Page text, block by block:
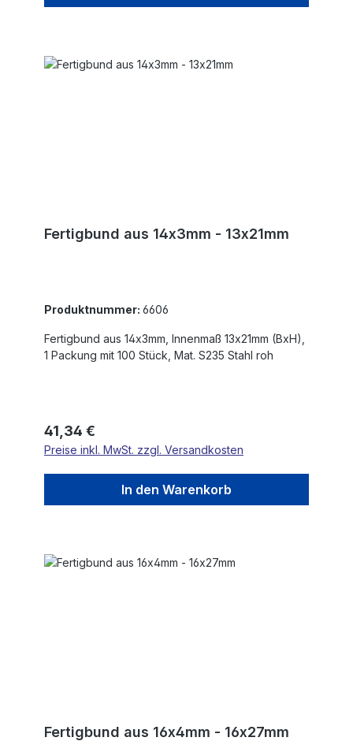
Fertigbund aus 14x3mm - 13x21mm
Produktnummer: 6606
Fertigbund aus 14x3mm, Innenmaß 13x21mm (BxH),
1 Packung mit 100 Stück, Mat. S235 Stahl roh
Regulärer Preis:
41,34 €
Preise inkl. MwSt. zzgl. Versandkosten
In den Warenkorb
Fertigbund aus 16x4mm - 16x27mm